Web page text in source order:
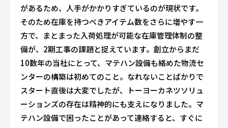
があるため、人手がかかりすぎているのが現状です。
そのため在庫を持つべきアイテム数をさらに増やす一
方で、まとまった入荷処理が可能な在庫管理体制の整
備が、2期工事の課題と捉えています。創立からまだ
10数年の当社にとって、マテハン設備も絡めた物流セ
ンターの構築は初めてのこと。なれないことばかりで
スタート直後は大変でしたが、トーヨーカネツソリュ
ーションズの存在は精神的にも支えになりました。マ
テハン設備で困ったことがあって連絡すると、すぐに